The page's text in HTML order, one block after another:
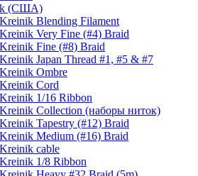
(США)
Kreinik Blending Filament
Kreinik Very Fine (#4) Braid
Kreinik Fine (#8) Braid
Kreinik Japan Thread #1, #5 & #7
Kreinik Ombre
Kreinik Cord
Kreinik 1/16 Ribbon
Kreinik Collection (наборы ниток)
Kreinik Tapestry (#12) Braid
Kreinik Medium (#16) Braid
Kreinik cable
Kreinik 1/8 Ribbon